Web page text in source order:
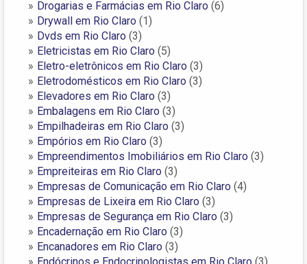
Drogarias e Farmácias em Rio Claro (6)
Drywall em Rio Claro (1)
Dvds em Rio Claro (3)
Eletricistas em Rio Claro (5)
Eletro-eletrônicos em Rio Claro (3)
Eletrodomésticos em Rio Claro (3)
Elevadores em Rio Claro (3)
Embalagens em Rio Claro (3)
Empilhadeiras em Rio Claro (3)
Empórios em Rio Claro (3)
Empreendimentos Imobiliários em Rio Claro (3)
Empreiteiras em Rio Claro (3)
Empresas de Comunicação em Rio Claro (4)
Empresas de Lixeira em Rio Claro (3)
Empresas de Segurança em Rio Claro (3)
Encadernação em Rio Claro (3)
Encanadores em Rio Claro (3)
Endócrinos e Endocrinologistas em Rio Claro (3)